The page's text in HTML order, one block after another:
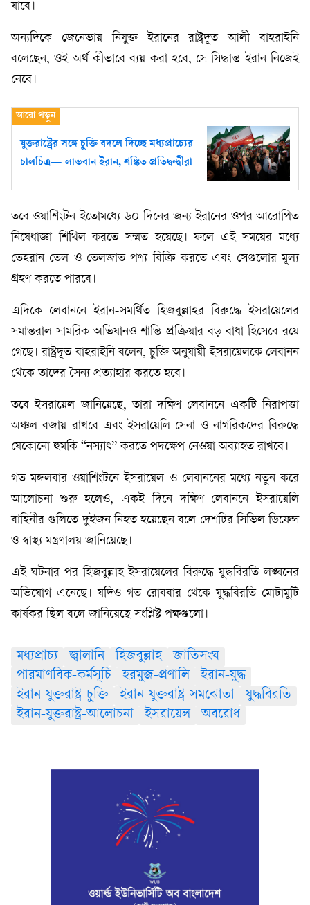
যাবে।
অন্যদিকে জেনেভায় নিযুক্ত ইরানের রাষ্ট্রদূত আলী বাহরাইনি
বলেছেন, ওই অর্থ কীভাবে ব্যয় করা হবে, সে সিদ্ধান্ত ইরান নিজেই
নেবে।
যুক্তরাষ্ট্রের সঙ্গে চুক্তি বদলে দিচ্ছে মধ্যপ্রাচ্যের
চালচিত্র— লাভবান ইরান, শঙ্কিত প্রতিদ্বন্দ্বীরা
তবে ওয়াশিংটন ইতোমধ্যে ৬০ দিনের জন্য ইরানের ওপর আরোপিত
নিষেধাজ্ঞা শিথিল করতে সম্মত হয়েছে। ফলে এই সময়ের মধ্যে
তেহরান তেল ও তেলজাত পণ্য বিক্রি করতে এবং সেগুলোর মূল্য
গ্রহণ করতে পারবে।
এদিকে লেবাননে ইরান-সমর্থিত হিজবুল্লাহর বিরুদ্ধে ইসরায়েলের
সমান্তরাল সামরিক অভিযানও শান্তি প্রক্রিয়ার বড় বাধা হিসেবে রয়ে
গেছে। রাষ্ট্রদূত বাহরাইনি বলেন, চুক্তি অনুযায়ী ইসরায়েলকে লেবানন
থেকে তাদের সৈন্য প্রত্যাহার করতে হবে।
তবে ইসরায়েল জানিয়েছে, তারা দক্ষিণ লেবাননে একটি নিরাপত্তা
অঞ্চল বজায় রাখবে এবং ইসরায়েলি সেনা ও নাগরিকদের বিরুদ্ধে
যেকোনো হুমকি “নস্যাৎ” করতে পদক্ষেপ নেওয়া অব্যাহত রাখবে।
গত মঙ্গলবার ওয়াশিংটনে ইসরায়েল ও লেবাননের মধ্যে নতুন করে
আলোচনা শুরু হলেও, একই দিনে দক্ষিণ লেবাননে ইসরায়েলি
বাহিনীর গুলিতে দুইজন নিহত হয়েছেন বলে দেশটির সিভিল ডিফেন্স
ও স্বাস্থ্য মন্ত্রণালয় জানিয়েছে।
এই ঘটনার পর হিজবুল্লাহ ইসরায়েলের বিরুদ্ধে যুদ্ধবিরতি লঙ্ঘনের
অভিযোগ এনেছে। যদিও গত রোববার থেকে যুদ্ধবিরতি মোটামুটি
কার্যকর ছিল বলে জানিয়েছে সংশ্লিষ্ট পক্ষগুলো।
মধ্যপ্রাচ্য জ্বালানি হিজবুল্লাহ
জাতিসংঘ
পারমাণবিক-কর্মসূচি
হরমুজ-প্রণালি
ইরান-যুদ্ধ
ইরান-যুক্তরাষ্ট্র-চুক্তি
ইরান-যুক্তরাষ্ট্র-সমঝোতা
যুদ্ধবিরতি
ইরান-যুক্তরাষ্ট্র-আলোচনা
ইসরায়েল অবরোধ